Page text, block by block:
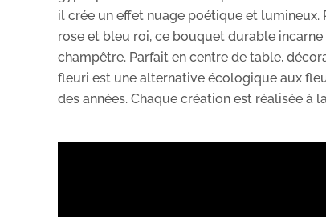
il crée un effet nuage poétique et lumineux.
rose et bleu roi, ce bouquet durable
champêtre. Parfait en centre de table,
fleuri est une alternative écologique aux
des années. Chaque création est réalisée à